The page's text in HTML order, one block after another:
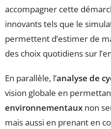
accompagner cette
innovants tels que le
permettent d’estimer de
des choix quotidiens sur
En parallèle, l’analyse de
vision globale en
environnementaux non
mais aussi en prenant en